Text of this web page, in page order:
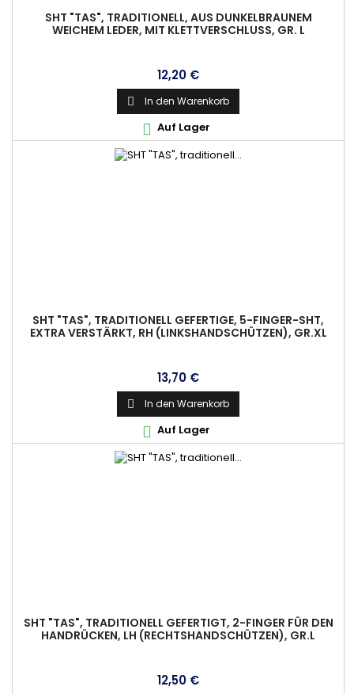
SHT "TAS", TRADITIONELL, AUS DUNKELBRAUNEM
WEICHEM LEDER, MIT KLETTVERSCHLUSS, GR. L
Preis
12,20 €
 In den Warenkorb
 Auf Lager
SHT "TAS", TRADITIONELL GEFERTIGE, 5-FINGER-SHT,
EXTRA VERSTÄRKT, RH (LINKSHANDSCHÜTZEN), GR.XL
Preis
13,70 €
 In den Warenkorb
 Auf Lager
SHT "TAS", TRADITIONELL GEFERTIGT, 2-FINGER FÜR DEN
HANDRÜCKEN, LH (RECHTSHANDSCHÜTZEN), GR.L
Preis
12,50 €